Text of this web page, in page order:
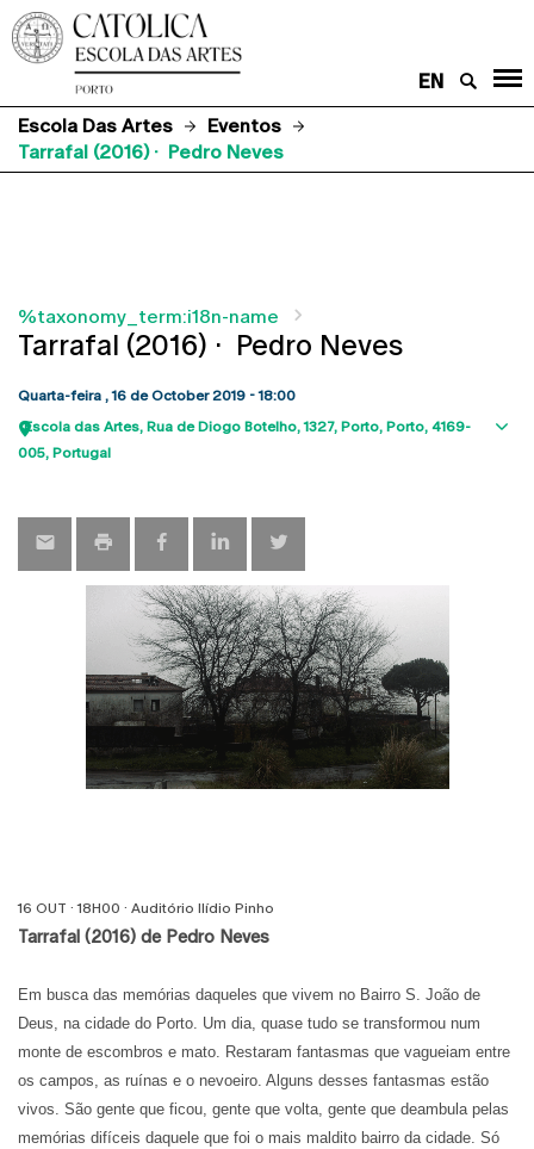
EN
Escola Das Artes
Eventos
Tarrafal (2016) · Pedro Neves
%taxonomy_term:i18n-name
Tarrafal (2016) · Pedro Neves
Quarta-feira , 16 de October 2019 - 18:00
Escola das Artes Rua de Diogo Botelho, 1327 Porto Porto 4169-
005 Portugal
16 OUT · 18H00 · Auditório Ilídio Pinho
Tarrafal (2016) de Pedro Neves
Em busca das memórias daqueles que vivem no Bairro S. João de
Deus, na cidade do Porto. Um dia, quase tudo se transformou num
monte de escombros e mato. Restaram fantasmas que vagueiam entre
os campos, as ruínas e o nevoeiro. Alguns desses fantasmas estão
vivos. São gente que ficou, gente que volta, gente que deambula pelas
memórias difíceis daquele que foi o mais maldito bairro da cidade. Só